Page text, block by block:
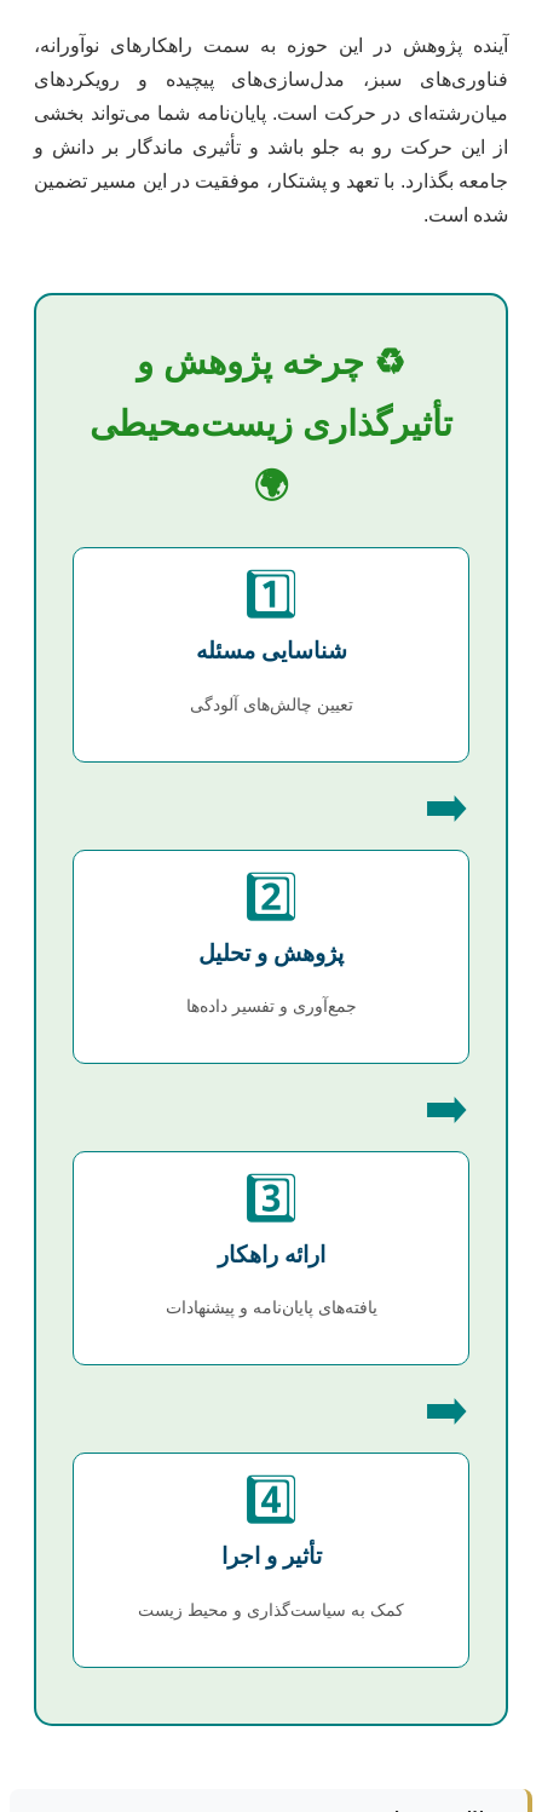
آینده پژوهش در این حوزه به سمت راهکارهای نوآورانه،
فناوری‌های سبز، مدل‌سازی‌های پیچیده و رویکردهای
میان‌رشته‌ای در حرکت است. پایان‌نامه شما می‌تواند بخشی
از این حرکت رو به جلو باشد و تأثیری ماندگار بر دانش و
جامعه بگذارد. با تعهد و پشتکار، موفقیت در این مسیر تضمین
شده است.
♻️ چرخه پژوهش و
تأثیرگذاری زیست‌محیطی
🌍
1️⃣
شناسایی مسئله
تعیین چالش‌های آلودگی
➡️
2️⃣
پژوهش و تحلیل
جمع‌آوری و تفسیر داده‌ها
➡️
3️⃣
ارائه راهکار
یافته‌های پایان‌نامه و پیشنهادات
➡️
4️⃣
تأثیر و اجرا
کمک به سیاست‌گذاری و محیط زیست